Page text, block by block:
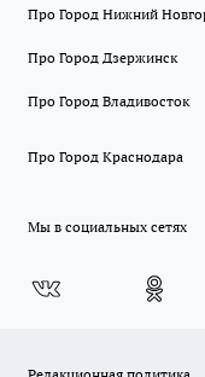
Про Город Нижний
Про Город Дзержинск
Про Город Владивосток
Про Город Краснодара
Мы в социальных сетях